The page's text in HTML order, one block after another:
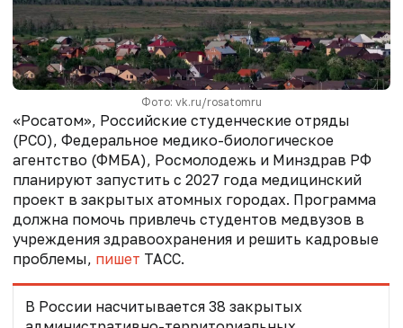
Фото: vk.ru/rosatomru
«Росатом», Российские студенческие отряды
(РСО), Федеральное медико-биологическое
агентство (ФМБА), Росмолодежь и Минздрав РФ
планируют запустить с 2027 года медицинский
проект в закрытых атомных городах. Программа
должна помочь привлечь студентов медвузов в
учреждения здравоохранения и решить кадровые
проблемы, пишет ТАСС.
В России насчитывается 38 закрытых